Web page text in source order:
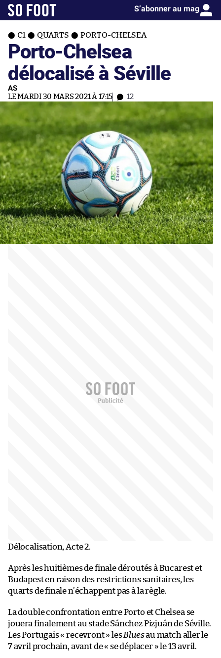
S’abonner au mag
C1 QUARTS PORTO-CHELSEA
Porto-Chelsea
délocalisé à Séville
AS
LE MARDI 30 MARS 2021 À 17:15 12
Délocalisation, Acte 2.
Après les huitièmes de finale déroutés à Bucarest et
Budapest en raison des restrictions sanitaires, les
quarts de finale n’échappent pas à la règle.
La double confrontation entre Porto et Chelsea se
jouera finalement au stade Sánchez Pizjuán de Séville.
Les Portugais « recevront » lesBluesau match aller le
7 avril prochain, avant de « se déplacer » le 13 avril.